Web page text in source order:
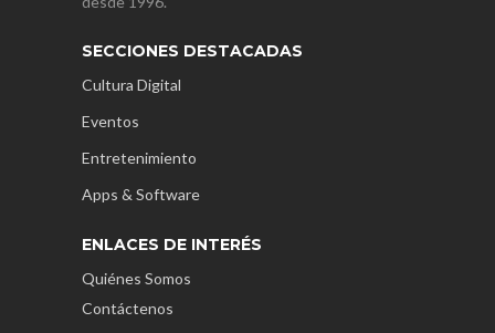
SECCIONES DESTACADAS
Cultura Digital
Eventos
Entretenimiento
Apps & Software
ENLACES DE INTERÉS
Quiénes Somos
Contáctenos